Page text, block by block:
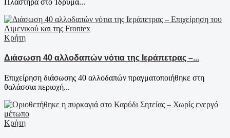
Πλαστήρα στο Ίδρυμα...
Κρήτη
Διάσωση 40 αλλοδαπών νότια της Ιεράπετρας –...
Επιχείρηση διάσωσης 40 αλλοδαπών πραγματοποιήθηκε στη
θαλάσσια περιοχή...
Κρήτη